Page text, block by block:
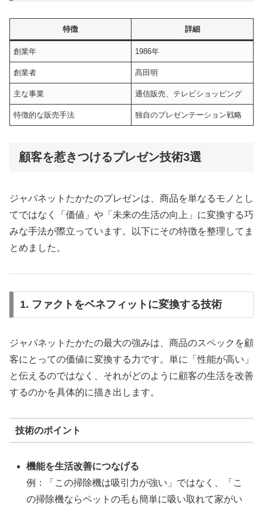
特徴 詳細
創業年 1986年
創業者 髙田明
主な事業 通信販売、テレビショッピング
特徴的な販売手法 独自のプレゼンテーション戦略
顧客を惹きつけるプレゼン技術3選
ジャパネットたかたのプレゼンは、商品を単なるモノとし
てではなく「価値」や「未来の生活の向上」に変換する巧
みな手法が際立っています。以下にその特徴を整理してま
とめました。
1. ファクトをベネフィットに変換する技術
ジャパネットたかたの最大の強みは、商品のスペックを顧
客にとっての価値に変換する力です。単に「性能が高い」
と伝えるのではなく、それがどのように顧客の生活を改善
するのかを具体的に描き出します。
技術のポイント
機能を生活改善につなげる
例：「この掃除機は吸引力が強い」ではなく、「こ
の掃除機ならペットの毛も簡単に吸い取れて家がい